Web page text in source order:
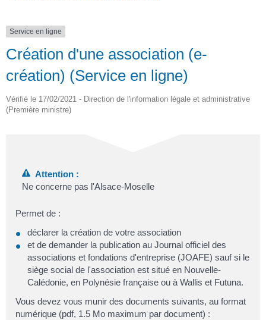
Service en ligne
Création d'une association (e-
création) (Service en ligne)
Vérifié le 17/02/2021 - Direction de l'information légale et administrative
(Première ministre)
Attention :
Ne concerne pas l'Alsace-Moselle
Permet de :
déclarer la création de votre association
et de demander la publication au Journal officiel des
associations et fondations d'entreprise (JOAFE) sauf si le
siège social de l'association est situé en Nouvelle-
Calédonie, en Polynésie française ou à Wallis et Futuna.
Vous devez vous munir des documents suivants, au format
numérique (pdf, 1.5 Mo maximum par document) :